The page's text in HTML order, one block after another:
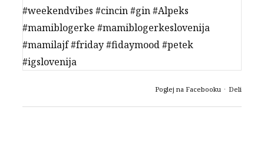
Poglej na Facebooku · Deli